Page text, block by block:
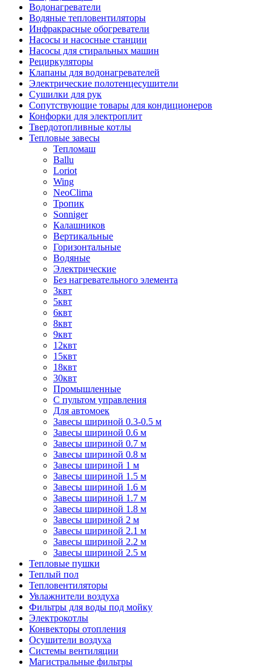
Водонагреватели
Водяные тепловентиляторы
Инфракрасные обогреватели
Насосы и насосные станции
Насосы для стиральных машин
Рециркуляторы
Клапаны для водонагревателей
Электрические полотенцесушители
Сушилки для рук
Сопутствующие товары для кондиционеров
Конфорки для электроплит
Твердотопливные котлы
Тепловые завесы
Тепломаш
Ballu
Loriot
Wing
NeoClima
Тропик
Sonniger
Калашников
Вертикальные
Горизонтальные
Водяные
Электрические
Без нагревательного элемента
3квт
5квт
6квт
8квт
9квт
12квт
15квт
18квт
30квт
Промышленные
С пультом управления
Для автомоек
Завесы шириной 0.3-0.5 м
Завесы шириной 0.6 м
Завесы шириной 0.7 м
Завесы шириной 0.8 м
Завесы шириной 1 м
Завесы шириной 1.5 м
Завесы шириной 1.6 м
Завесы шириной 1.7 м
Завесы шириной 1.8 м
Завесы шириной 2 м
Завесы шириной 2.1 м
Завесы шириной 2.2 м
Завесы шириной 2.5 м
Тепловые пушки
Теплый пол
Тепловентиляторы
Увлажнители воздуха
Фильтры для воды под мойку
Электрокотлы
Конвекторы отопления
Осушители воздуха
Системы вентиляции
Магистральные фильтры